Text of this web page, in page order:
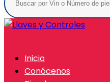
Inicio
Conócenos